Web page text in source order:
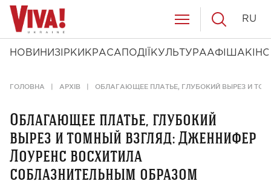
НОВИНИ ЗІРКИ КРАСА ПОДІЇ КУЛЬТУРААФІША КІНО
RU
ГОЛОВНА АРХІВ ОБЛАГАЮЩЕЕ ПЛАТЬЕ, ГЛУБОКИЙ ВЫРЕЗ И
Облагающее платье, глубокий
вырез и томный взгляд: Дженнифер
Лоуренс восхитила
соблазнительным образом